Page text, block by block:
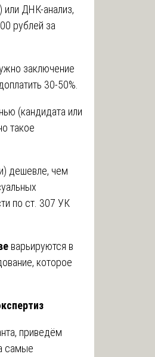
или ДНК-анализ,
рублей за
заключение
30-50%.
(кандидата или
такое
дешевле, чем
по ст. 307 УК
варьируются в
которое
приведём
самые